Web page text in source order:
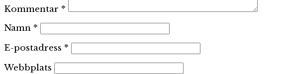
Kommentar *
Namn *
E-postadress *
Webbplats